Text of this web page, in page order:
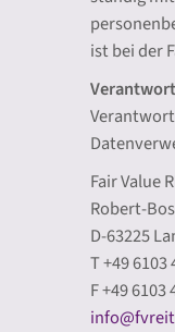
ist bei der
Fair Value
Robert-
D-63225
T +49 6103
F +49 6103